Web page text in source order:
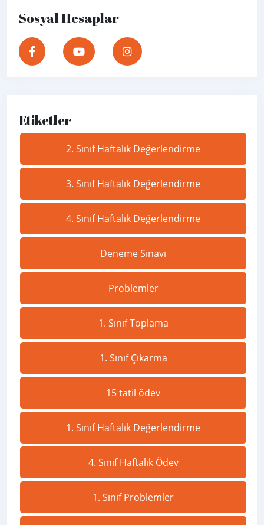
Sosyal Hesaplar
Etiketler
2. Sınıf Haftalık Değerlendirme
3. Sınıf Haftalık Değerlendirme
4. Sınıf Haftalık Değerlendirme
Deneme Sınavı
Problemler
1. Sınıf Toplama
1. Sınıf Çıkarma
15 tatil ödev
1. Sınıf Haftalık Değerlendirme
4. Sınıf Haftalık Ödev
1. Sınıf Problemler